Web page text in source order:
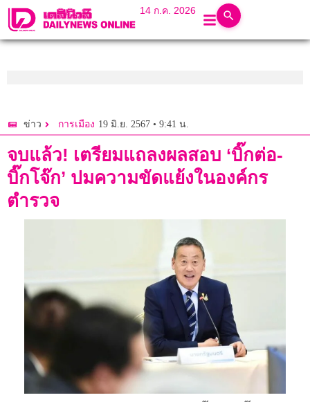
14 ก.ค. 2026
ข่าว การเมือง 19 มิ.ย. 2567 • 9:41 น.
จบแล้ว! เตรียมแถลงผลสอบ ‘บิ๊กต่อ-
บิ๊กโจ๊ก’ ปมความขัดแย้งในองค์กร
ตำรวจ